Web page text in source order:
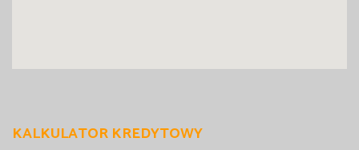
KALKULATOR KREDYTOWY